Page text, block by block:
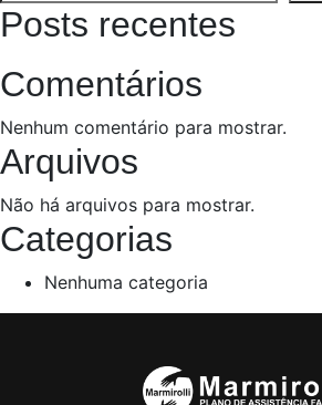
Posts recentes
Comentários
Nenhum comentário para mostrar.
Arquivos
Não há arquivos para mostrar.
Categorias
Nenhuma categoria